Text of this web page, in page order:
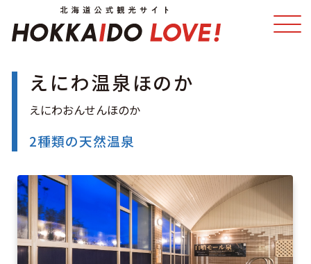
温泉
モデルコース エリアガイド
グルメ 旅の予約
アクセス
えにわ温泉ほのか
2種類の天然温泉